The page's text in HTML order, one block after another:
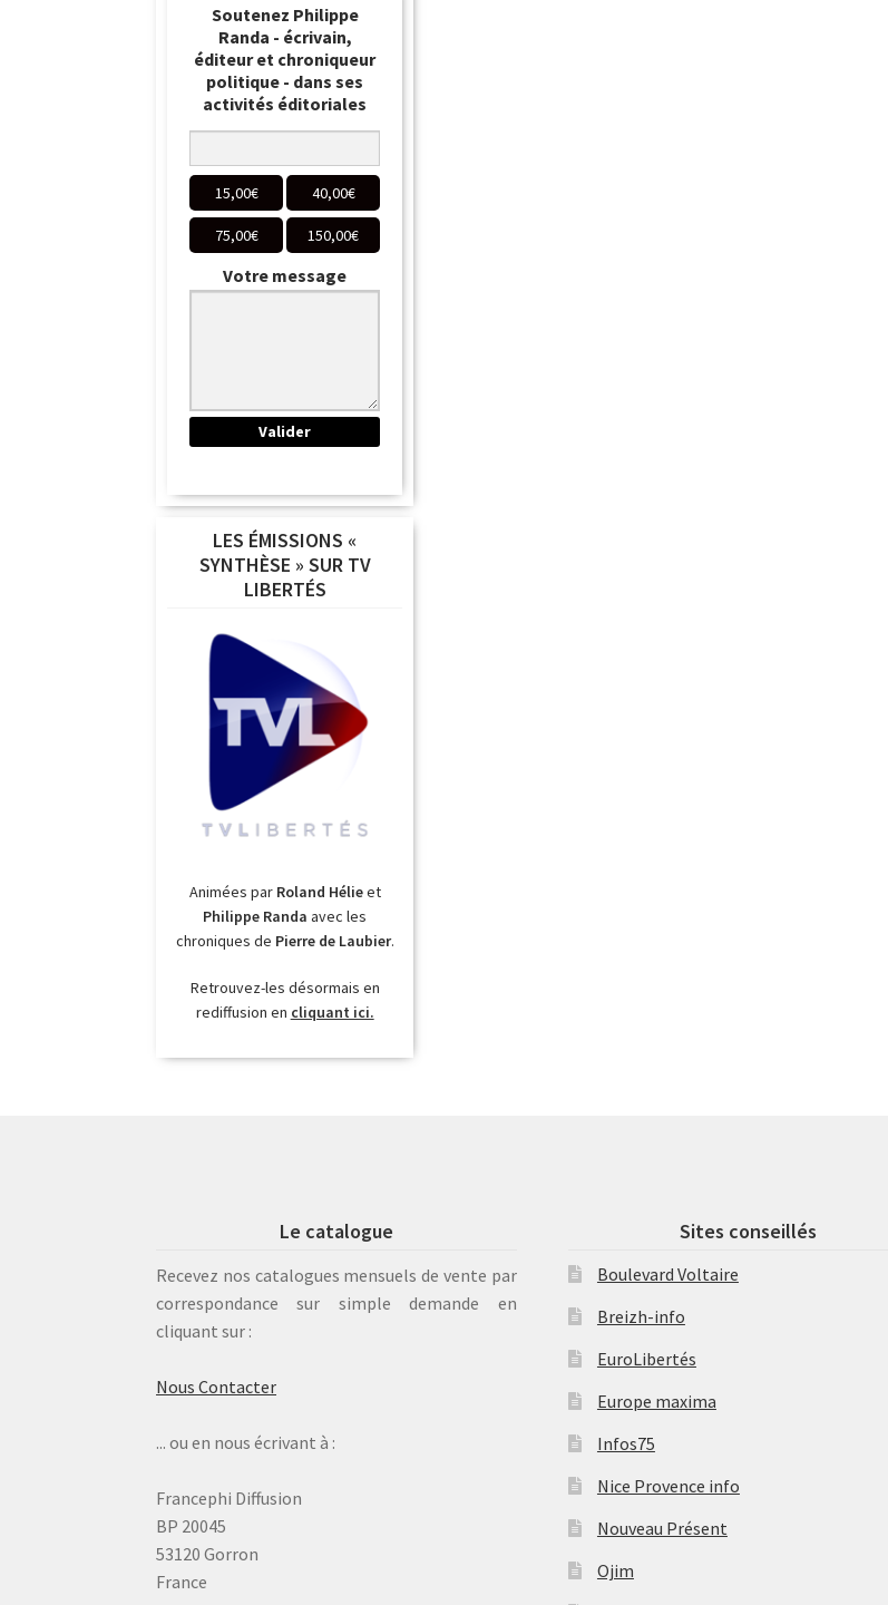
Soutenez Philippe
Randa - écrivain,
éditeur et chroniqueur
politique - dans ses
activités éditoriales
15,00€ 40,00€
75,00€ 150,00€
Votre message
LES ÉMISSIONS «
SYNTHÈSE » SUR TV
LIBERTÉS
Animées par Roland Hélieet
Philippe Randa avec les
chroniques de Pierre de Laubier.
Retrouvez-les désormais en
rediffusion en cliquant ici.
Le catalogue
Recevez nos catalogues mensuels de vente par
correspondance sur simple demande en
cliquant sur :
Nous Contacter
... ou en nous écrivant à :
Francephi Diffusion
BP 20045
53120 Gorron
France
Sites conseillés
Boulevard Voltaire
Breizh-info
EuroLibertés
Europe maxima
Infos75
Nice Provence info
Nouveau Présent
Ojim